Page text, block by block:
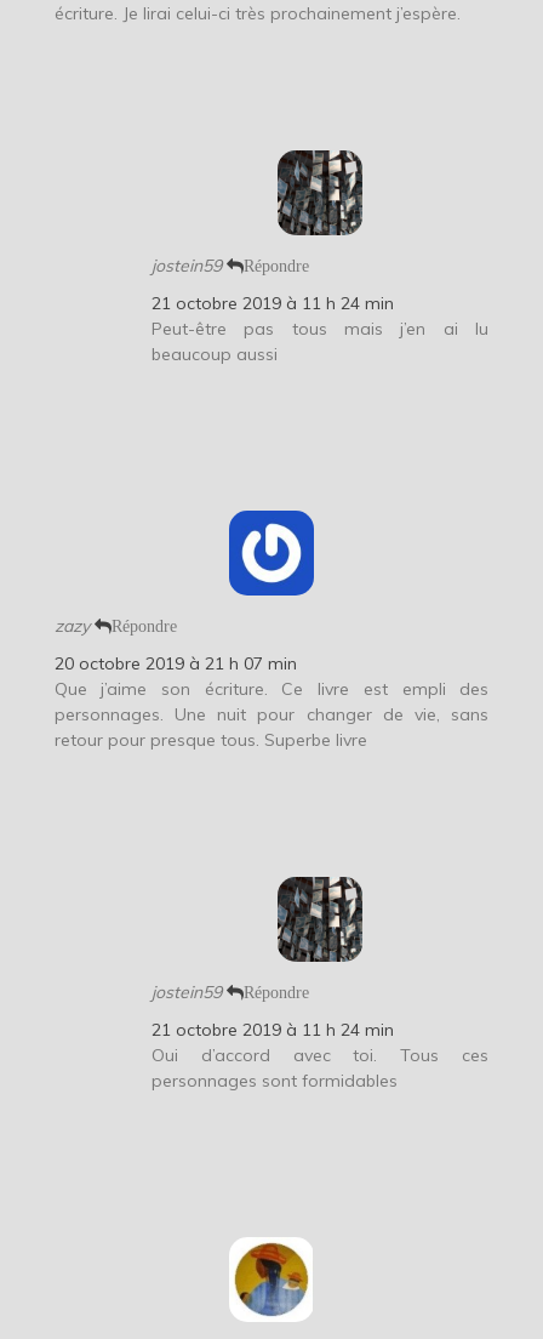
écriture. Je lirai celui-ci très prochainement j’espère.
jostein59 Répondre
21 octobre 2019 à 11 h 24 min
Peut-être pas tous mais j’en ai lu
beaucoup aussi
zazy Répondre
20 octobre 2019 à 21 h 07 min
Que j’aime son écriture. Ce livre est empli des
personnages. Une nuit pour changer de vie, sans
retour pour presque tous. Superbe livre
jostein59 Répondre
21 octobre 2019 à 11 h 24 min
Oui d’accord avec toi. Tous ces
personnages sont formidables